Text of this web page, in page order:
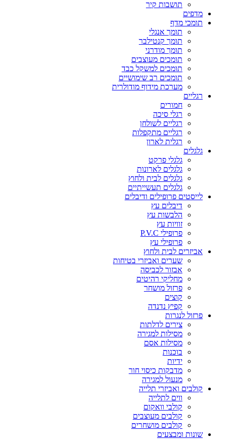
תושבות קיר
מדפים
תומכי מדף
תומך אנגלי
תומך קנטילבר
תומך מודרני
תומכים מעוצבים
תומכים למשקל כבד
תומכים רב שימושיים
מערכת מידוף מודולרית
רגליים
חמורים
רגלי סיכה
רגליים לשולחן
רגליים מתקפלות
רגלית לארון
גלגלים
גלגלי פרקט
גלגלים לארונות
גלגלים לבית ולחוץ
גלגלים תעשייתיים
לייסטים פרופילים ודיבלים
דיבלים עץ
הלבשות עץ
זוויות עץ
פרופילי P.V.C
פרופילי עץ
אביזרים לבית ולחוץ
שערים ואביזרי בטיחות
אבזור לכביסה
מחליקי רהיטים
פרזול מושחר
קוצים
קפיץ נדנדה
פרזול לנגרות
צירים לדלתות
מסילות למגירה
מסילות אסם
בוכנות
ידיות
מדבקות כיסוי חור
מנעול למגירה
קולבים ואביזרי תלייה
ווים לתלייה
קולבי וואקום
קולבים מעוצבים
קולבים מושחרים
שונות ומבצעים